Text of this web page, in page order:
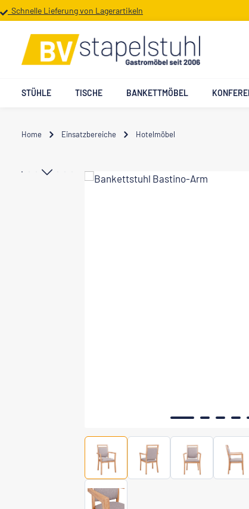
Hauptinhalt springen
Zur Suche springen
Zur Hauptnavigation springen
Schnelle Lieferung von Lagerartikeln
STÜHLE TISCHE BANKETTMÖBEL
Home Einsatzbereiche Hotelmöbel
Bildergalerie überspringen